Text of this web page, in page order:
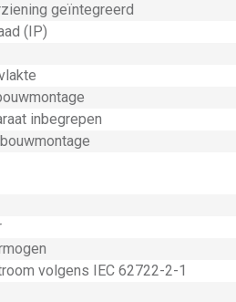
geïntegreerd
(IP)
inbegrepen
volgens IEC 62722-2-1